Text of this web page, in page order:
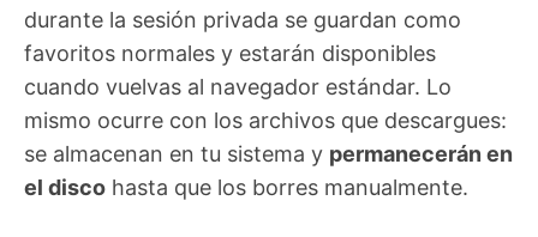
durante la sesión privada se guardan como
favoritos normales y estarán disponibles
cuando vuelvas al navegador estándar. Lo
mismo ocurre con los archivos que descargues:
se almacenan en tu sistema y permanecerán en
el disco hasta que los borres manualmente.